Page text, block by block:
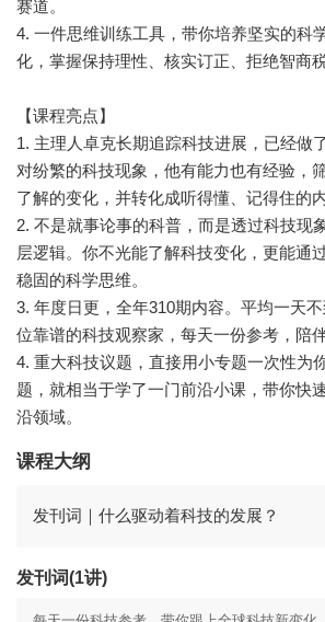
赛道。
4. 一件思维训练工具，带你培养坚实的科
化，掌握保持理性、核实订正、拒绝智商税
【课程亮点】
1. 主理人卓克长期追踪科技进展，已经做
对纷繁的科技现象，他有能力也有经验，
了解的变化，并转化成听得懂、记得住的
2. 不是就事论事的科普，而是透过科技现
层逻辑。你不光能了解科技变化，更能通
稳固的科学思维。
3. 年度日更，全年310期内容。平均一天
位靠谱的科技观察家，每天一份参考，陪
4. 重大科技议题，直接用小专题一次性为
题，就相当于学了一门前沿小课，带你快
沿领域。
课程大纲
发刊词｜什么驱动着科技的发展？
发刊词(1讲)